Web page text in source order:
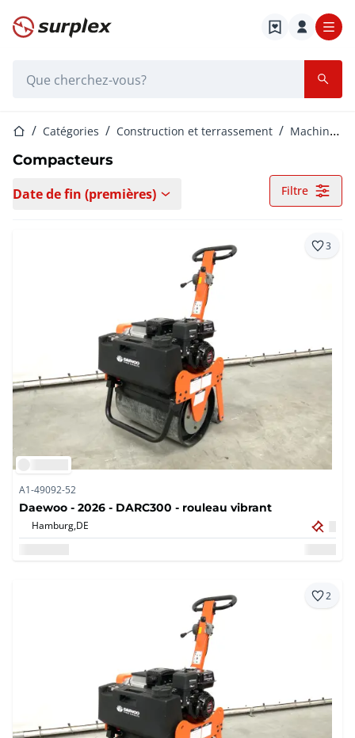
Page d'accueil
Page d'accueil
Catégories Construction et terrassement Machines de Terrassement
Compacteurs
Date de fin (premières) Filtre
3
A1-49092-52
Daewoo - 2026 - DARC300 - rouleau vibrant
Hamburg,DE
2